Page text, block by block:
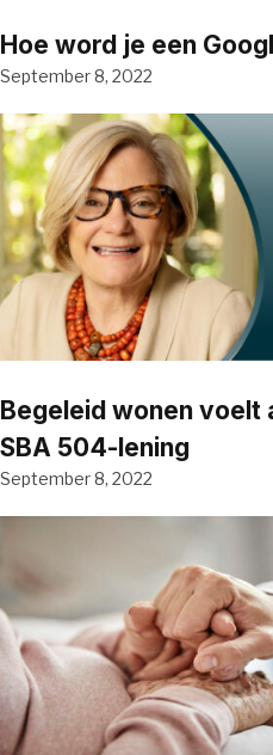
Hoe word je een
September 8, 2022
Begeleid wonen voelt
SBA 504-lening
September 8, 2022